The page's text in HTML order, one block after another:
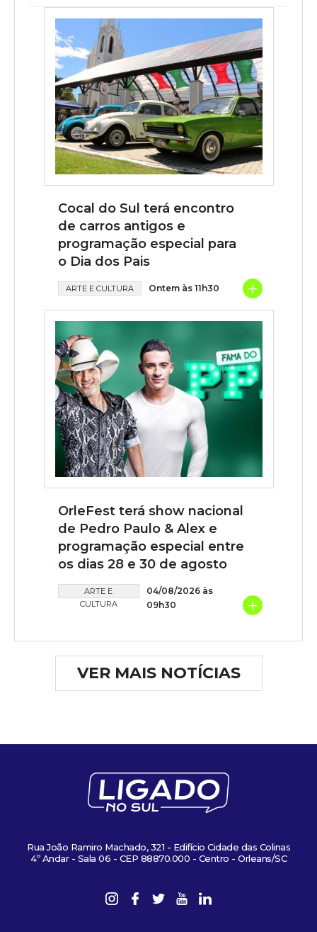
Cocal do Sul terá encontro
de carros antigos e
programação especial para
o Dia dos Pais
ARTE E CULTURA Ontem às 11h30 +
OrleFest terá show nacional
de Pedro Paulo & Alex e
programação especial entre
os dias 28 e 30 de agosto
ARTE E
CULTURA
04/08/2026 às
09h30
+
VER MAIS NOTÍCIAS
Rua João Ramiro Machado, 321 - Edifício Cidade das Colinas
4º Andar - Sala 06 - CEP 88870.000 - Centro - Orleans/SC